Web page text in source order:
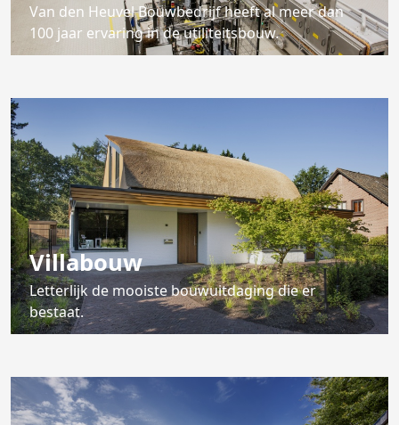
Van den Heuvel Bouwbedrijf heeft al meer dan
100 jaar ervaring in de utiliteitsbouw.
Villabouw
Letterlijk de mooiste bouwuitdaging die er
bestaat.